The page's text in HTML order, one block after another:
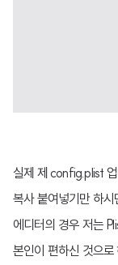
실제 제 config.plist
복사 붙여넣기만 하시
에디터의 경우 저는
본인이 편하신 것으로